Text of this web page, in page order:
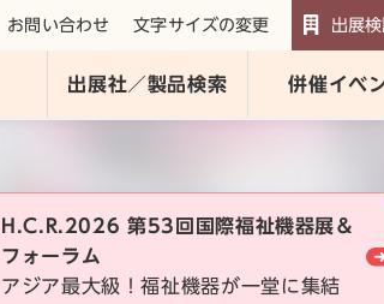
出展社／製品検索 併催イベ
お問い合わせ 文字サイズの変更 出展
H.C.R.2026 第53回国際福祉機器展＆
フォーラム
アジア最大級！福祉機器が一堂に集結